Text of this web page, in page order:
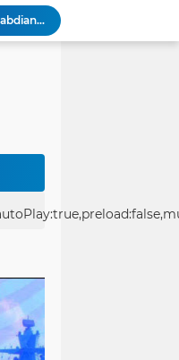
Perbaikan Pipanisasi Dikebut, Satgas TMMD Ke-129 Pastikan Program TNI Manunggal Air Bersih Segera Dinikmati Warga Kampung Sesor
Festival Pawai Telong-Telong Jadi Magnet Ribuan Warga di Perayaan HJK Padang ke-357
TMMD Ke-129 Tuntaskan Pembukaan Lahan 1 Hektar, Siap Ditanami untuk Perkuat Ketahanan Pangan Kampung Sesor
Prasasti TMMD Ke-129 Rampung Dibangun, Menjadi Simbol Pengabdian TNI dan Kenangan Abadi untuk Kampung Sesor